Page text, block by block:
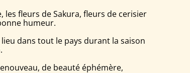
fleurs de Sakura, fleurs de cerisier
humeur.
dans tout le pays durant la saison
de beauté éphémère,